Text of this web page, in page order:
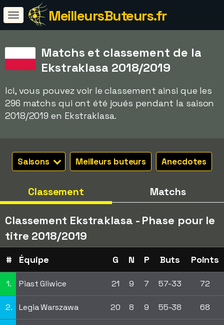
MeilleursButeurs.fr
Matchs et classement de la
Ekstraklasa 2018/2019
Ici, vous pouvez voir le classement ainsi que les
296 matchs qui ont été joués pendant la saison
2018/2019 en Ekstraklasa.
Saisons Meilleurs buteurs Anecdotes
Classement Matchs
Classement Ekstraklasa - Phase pour le
titre 2018/2019
# Équipe G N P Buts Points
1. Piast Gliwice 21 9 7 57-33 72
2. Legia Warszawa 20 8 9 55-38 68